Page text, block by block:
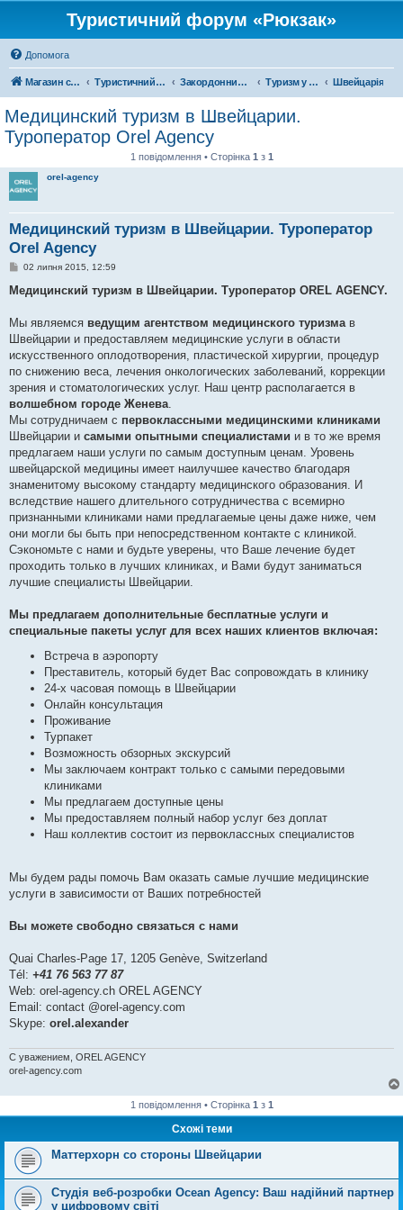
Туристичний форум «Рюкзак»
Допомога
Магазин спорядження Туристичний форум «Рюкзак» Закордонний туризм Туризм у Європі Швейцарія
Медицинский туризм в Швейцарии.
Туроператор Orel Agency
1 повідомлення • Сторінка 1 з 1
orel-agency
Медицинский туризм в Швейцарии. Туроператор
Orel Agency
П
в
о
л
е
н
я
02 липня 2015, 12:59
Медицинский туризм в Швейцарии. Туроператор OREL AGENCY.
Мы являемся ведущим агентством медицинского туризмав
Швейцарии и предоставляем медицинские услуги в области
искусственного оплодотворения, пластической хирургии, процедур
по снижению веса, лечения онкологических заболеваний, коррекции
зрения и стоматологических услуг. Наш центр располагается в
волшебном городе Женева.
Мы сотрудничаем с первоклассными медицинскими клиниками
Швейцарии и самыми опытными специалистами и в то же время
предлагаем наши услуги по самым доступным ценам. Уровень
швейцарской медицины имеет наилучшее качество благодаря
знаменитому высокому стандарту медицинского образования. И
вследствие нашего длительного сотрудничества с всемирно
признанными клиниками нами предлагаемые цены даже ниже, чем
они могли бы быть при непосредственном контакте с клиникой.
Сэкономьте с нами и будьте уверены, что Ваше лечение будет
проходить только в лучших клиниках, и Вами будут заниматься
лучшие специалисты Швейцарии.
Мы предлагаем дополнительные бесплатные услуги и
специальные пакеты услуг для всех наших клиентов включая:
Встреча в аэропорту
Преставитель, который будет Вас сопровождать в клинику
24-х часовая помощь в Швейцарии
Онлайн консультация
Проживание
Турпакет
Возможность обзорных экскурсий
Мы заключаем контракт только с самыми передовыми
клиниками
Мы предлагаем доступные цены
Мы предоставляем полный набор услуг без доплат
Наш коллектив состоит из первоклассных специалистов
Мы будем рады помочь Вам оказать самые лучшие медицинские
услуги в зависимости от Ваших потребностей
Вы можете свободно связаться с нами
Quai Charles-Page 17, 1205 Genève, Switzerland
Tél: +41 76 563 77 87
Web: orel-agency.ch OREL AGENCY
Email: contact @orel-agency.com
Skype: orel.alexander
С уважением, OREL AGENCY
orel-agency.com
1 повідомлення • Сторінка 1 з 1
Схожі теми
Маттерхорн со стороны Швейцарии
Студія веб-розробки Ocean Agency: Ваш надійний партнер
у цифровому світі